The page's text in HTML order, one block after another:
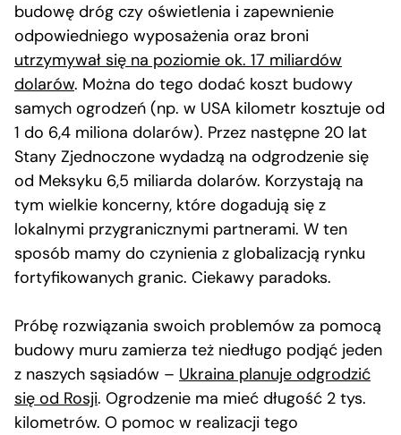
budowę dróg czy oświetlenia i zapewnienie
odpowiedniego wyposażenia oraz broni
utrzymywał się na poziomie ok. 17 miliardów
dolarów. Można do tego dodać koszt budowy
samych ogrodzeń (np. w USA kilometr kosztuje od
1 do 6,4 miliona dolarów). Przez następne 20 lat
Stany Zjednoczone wydadzą na odgrodzenie się
od Meksyku 6,5 miliarda dolarów. Korzystają na
tym wielkie koncerny, które dogadują się z
lokalnymi przygranicznymi partnerami. W ten
sposób mamy do czynienia z globalizacją rynku
fortyfikowanych granic. Ciekawy paradoks.
Próbę rozwiązania swoich problemów za pomocą
budowy muru zamierza też niedługo podjąć jeden
z naszych sąsiadów – Ukraina planuje odgrodzić
się od Rosji. Ogrodzenie ma mieć długość 2 tys.
kilometrów. O pomoc w realizacji tego